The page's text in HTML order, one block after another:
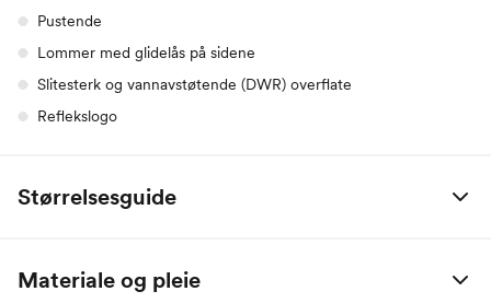
Pustende
Lommer med glidelås på sidene
Slitesterk og vannavstøtende (DWR) overflate
Reflekslogo
Størrelsesguide
Bryst 86.4-94
Materiale og pleie